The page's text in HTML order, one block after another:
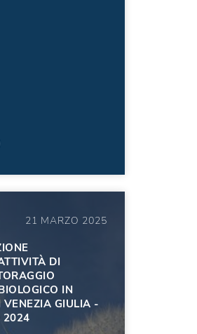
21 MARZO 2025
DI
IN
VENEZIA GIULIA -
2024